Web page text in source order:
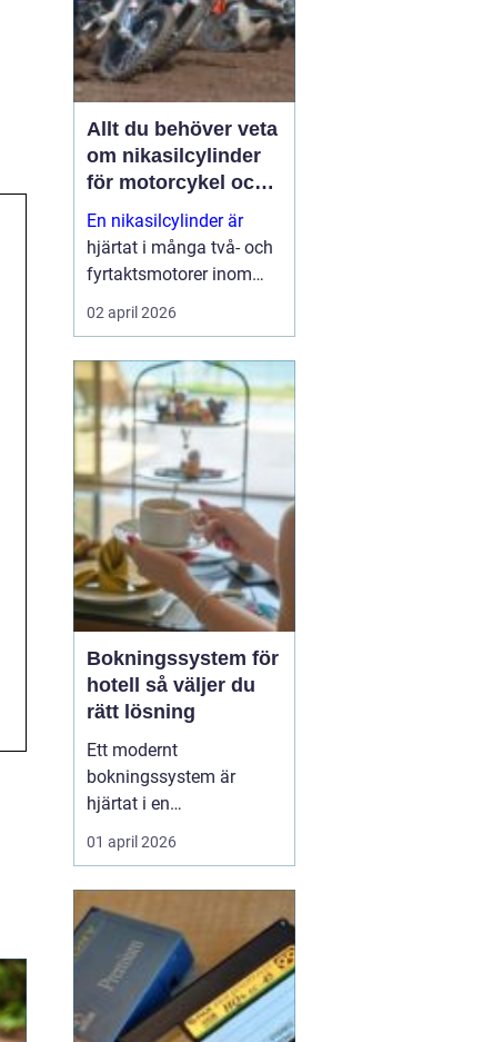
Allt du behöver veta
om nikasilcylinder
för motorcykel och
snöskoter
En nikasilcylinder är
hjärtat i många två- och
fyrtaktsmotorer inom
motocross, enduro och
snöskoter. Rätt utförd
låg friktion, bra
värmeavledning och
lång livslängd. Fel utförd
beläggnin...
02 april 2026
Bokningssystem för
hotell så väljer du
rätt lösning
Ett modernt
bokningssystem är
hjärtat i en
hotellverksamhet. När
bokningar, incheckning,
kommunikation sitter
ihop i ett flöde frigörs tid
till gästerna och
intäkterna blir lättare att
styra. Samtidigt är
01 april 2026